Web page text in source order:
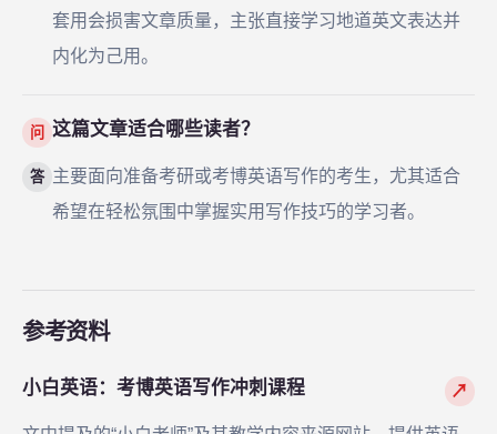
套用会损害文章质量，主张直接学习地道英文表达并
内化为己用。
问 这篇文章适合哪些读者？
答 主要面向准备考研或考博英语写作的考生，尤其适合
希望在轻松氛围中掌握实用写作技巧的学习者。
参考资料
小白英语：考博英语写作冲刺课程 ↗